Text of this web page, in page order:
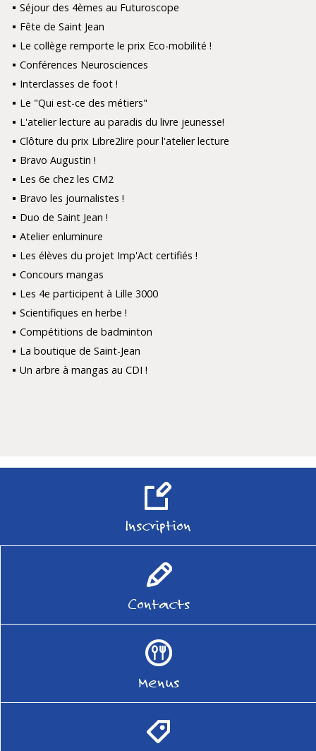
Séjour des 4èmes au Futuroscope
Fête de Saint Jean
Le collège remporte le prix Eco-mobilité !
Conférences Neurosciences
Interclasses de foot !
Le "Qui est-ce des métiers"
L'atelier lecture au paradis du livre jeunesse!
Clôture du prix Libre2lire pour l'atelier lecture
Bravo Augustin !
Les 6e chez les CM2
Bravo les journalistes !
Duo de Saint Jean !
Atelier enluminure
Les élèves du projet Imp'Act certifiés !
Concours mangas
Les 4e participent à Lille 3000
Scientifiques en herbe !
Compétitions de badminton
La boutique de Saint-Jean
Un arbre à mangas au CDI !
Inscription
Contacts
Menus